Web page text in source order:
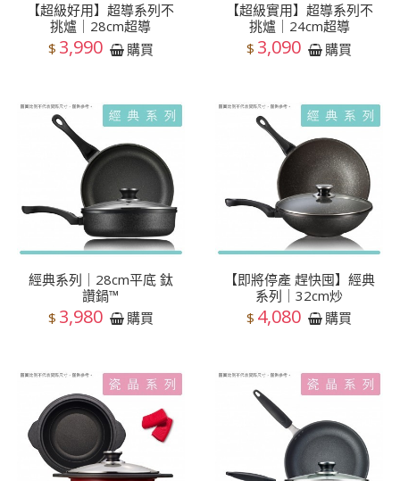
【超級好用】超導系列不
挑爐｜28cm超導
$ 3,990 購買
【超級實用】超導系列不
挑爐｜24cm超導
$ 3,090 購買
經典系列｜28cm平底 鈦
讚鍋™
$ 3,980 購買
【即將停產 趕快囤】經典
系列｜32cm炒
$ 4,080 購買